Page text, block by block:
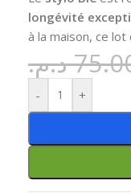
longévité
à la maison, ce
د.م.
- +